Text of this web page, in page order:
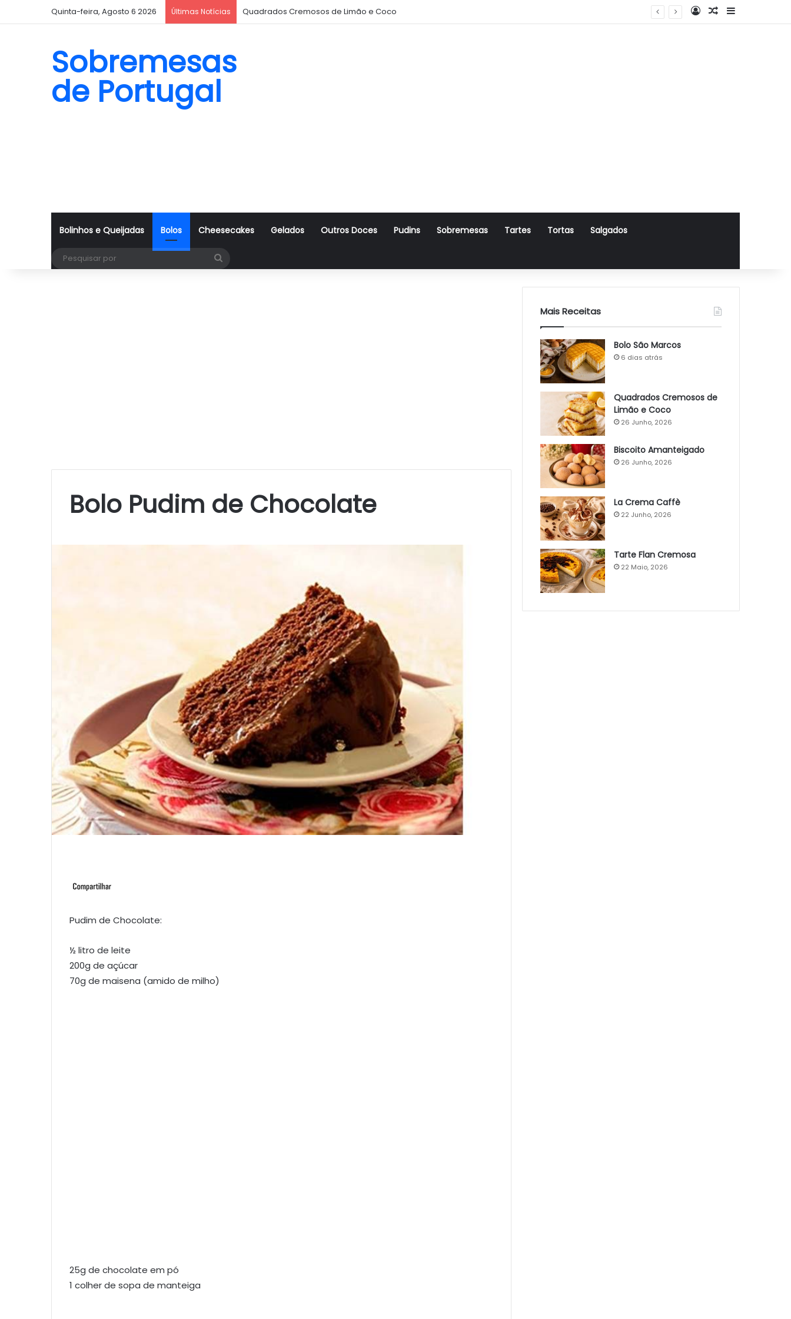
Quinta-feira, Agosto 6 2026 Últimas Notícias Quadrados Cremosos de Limão e Coco Log InArtigo Aleatório
Sidebar
Sobremesas
de Portugal
Bolinhos e Queijadas Bolos Cheesecakes Gelados Outros Doces Pudins Sobremesas Tartes Tortas Salgados
Bolo Pudim de Chocolate
Pudim de Chocolate:
½ litro de leite
200g de açúcar
70g de maisena (amido de milho)
25g de chocolate em pó
1 colher de sopa de manteiga
Mais Receitas
Bolo São Marcos
6 dias atrás
Quadrados Cremosos de
Limão e Coco
26 Junho, 2026
Biscoito Amanteigado
26 Junho, 2026
La Crema Caffè
22 Junho, 2026
Tarte Flan Cremosa
22 Maio, 2026